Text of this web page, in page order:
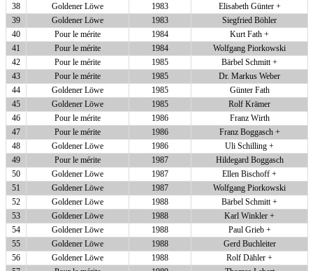
38
Goldener Löwe 1983
Elisabeth Günter +
39
Goldener Löwe 1983
Siegfried Böhler
40
Pour le mérite 1984
Kurt Fath +
41
Pour le mérite 1984
Wolfgang Piorkowski
42
Pour le mérite 1985
Bärbel Schmitt +
43
Pour le mérite 1985
Dr. Markus Weber
44
Goldener Löwe 1985
Günter Fath
45
Goldener Löwe 1985
Rolf Krämer
46
Pour le mérite 1986
Franz Wirth
47
Pour le mérite 1986
Franz Boggasch +
48
Goldener Löwe 1986
Uli Schilling +
49
Pour le mérite 1987
Hildegard Boggasch
50
Goldener Löwe 1987
Ellen Bischoff +
51
Goldener Löwe 1987
Wolfgang Piorkowski
52
Goldener Löwe 1988
Bärbel Schmitt +
53
Goldener Löwe 1988
Karl Winkler +
54
Goldener Löwe 1988
Paul Grieb +
55
Goldener Löwe 1988
Gerd Buchleiter
56
Goldener Löwe 1988
Rolf Dähler +